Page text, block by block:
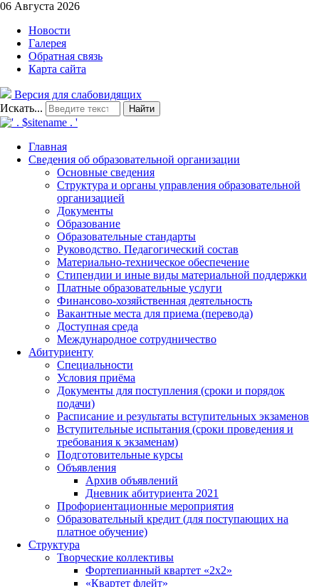
06 Августа 2026
Новости
Галерея
Обратная связь
Карта сайта
Версия для слабовидящих
Искать...
Найти
Главная
Сведения об образовательной организации
Основные сведения
Структура и органы управления образовательной
организацией
Документы
Образование
Образовательные стандарты
Руководство. Педагогический состав
Материально-техническое обеспечение
Стипендии и иные виды материальной поддержки
Платные образовательные услуги
Финансово-хозяйственная деятельность
Вакантные места для приема (перевода)
Доступная среда
Международное сотрудничество
Абитуриенту
Специальности
Условия приёма
Документы для поступления (сроки и порядок
подачи)
Расписание и результаты вступительных экзаменов
Вступительные испытания (сроки проведения и
требования к экзаменам)
Подготовительные курсы
Объявления
Архив объявлений
Дневник абитуриента 2021
Профориентационные мероприятия
Образовательный кредит (для поступающих на
платное обучение)
Структура
Творческие коллективы
Фортепианный квартет «2х2»
«Квартет флейт»